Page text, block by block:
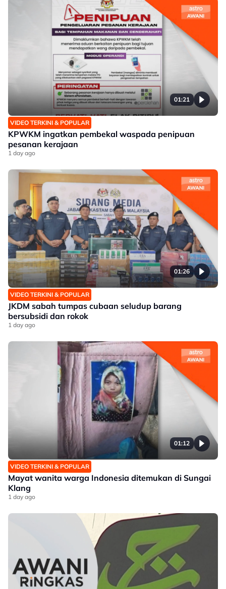
01:21
VIDEO TERKINI & POPULAR
KPWKM ingatkan pembekal waspada penipuan
pesanan kerajaan
1 day ago
01:26
VIDEO TERKINI & POPULAR
JKDM sabah tumpas cubaan seludup barang
bersubsidi dan rokok
1 day ago
01:12
VIDEO TERKINI & POPULAR
Mayat wanita warga Indonesia ditemukan di Sungai
Klang
1 day ago